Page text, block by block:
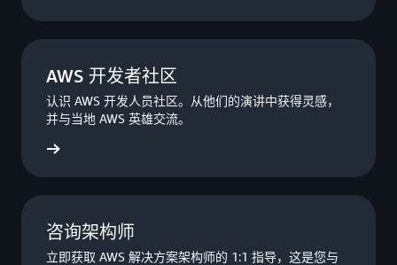
AWS 开发者社区
认识 AWS 开发人员社区。从他们的演讲中获得灵感，
并与当地 AWS 英雄交流。
咨询架构师
立即获取 AWS 解决方案架构师的 1:1 指导，这是您与